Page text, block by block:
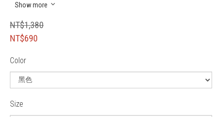
Show more
NT$1,380
NT$690
Color
Size